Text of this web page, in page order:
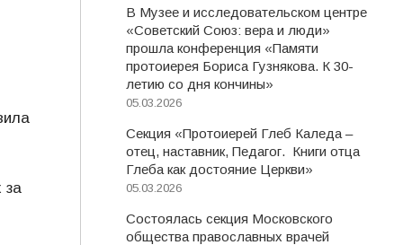
за
В Музее и исследовательском центре
«Советский Союз: вера и люди»
прошла конференция «Памяти
протоиерея Бориса Гузнякова. К 30-
летию со дня кончины»
05.03.2026
Секция «Протоиерей Глеб Каледа –
отец, наставник, Педагог. Книги отца
Глеба как достояние Церкви»
05.03.2026
Состоялась секция Московского
общества православных врачей